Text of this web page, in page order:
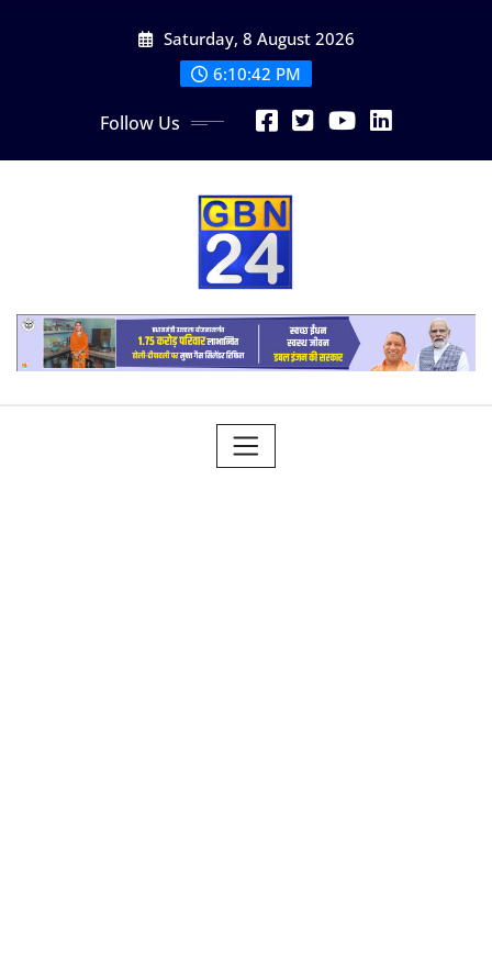
Saturday, 8 August 2026
6:10:43 PM
Follow Us